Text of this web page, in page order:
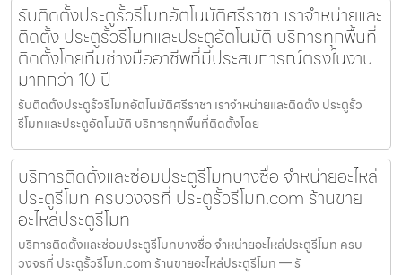
รับติดตั้งประตูรั้วรีโมทอัตโนมัติศรีราชา เราจำหน่ายและ
ติดตั้ง ประตูรั้วรีโมทและประตูอัตโนมัติ บริการทุกพื้นที่
ติดตั้งโดยทีมช่างมืออาชีพที่มีประสบการณ์ตรงในงาน
มากกว่า 10 ปี
รับติดตั้งประตูรั้วรีโมทอัตโนมัติศรีราชา เราจำหน่ายและติดตั้ง ประตูรั้ว
รีโมทและประตูอัตโนมัติ บริการทุกพื้นที่ติดตั้งโดย
บริการติดตั้งและซ่อมประตูรีโมทบางซื่อ จำหน่ายอะไหล่
ประตูรีโมท ครบวงจรที่ ประตูรั้วรีโมท.com ร้านขาย
อะไหล่ประตูรีโมท
บริการติดตั้งและซ่อมประตูรีโมทบางซื่อ จำหน่ายอะไหล่ประตูรีโมท ครบ
วงจรที่ ประตูรั้วรีโมท.com ร้านขายอะไหล่ประตูรีโมท — รั